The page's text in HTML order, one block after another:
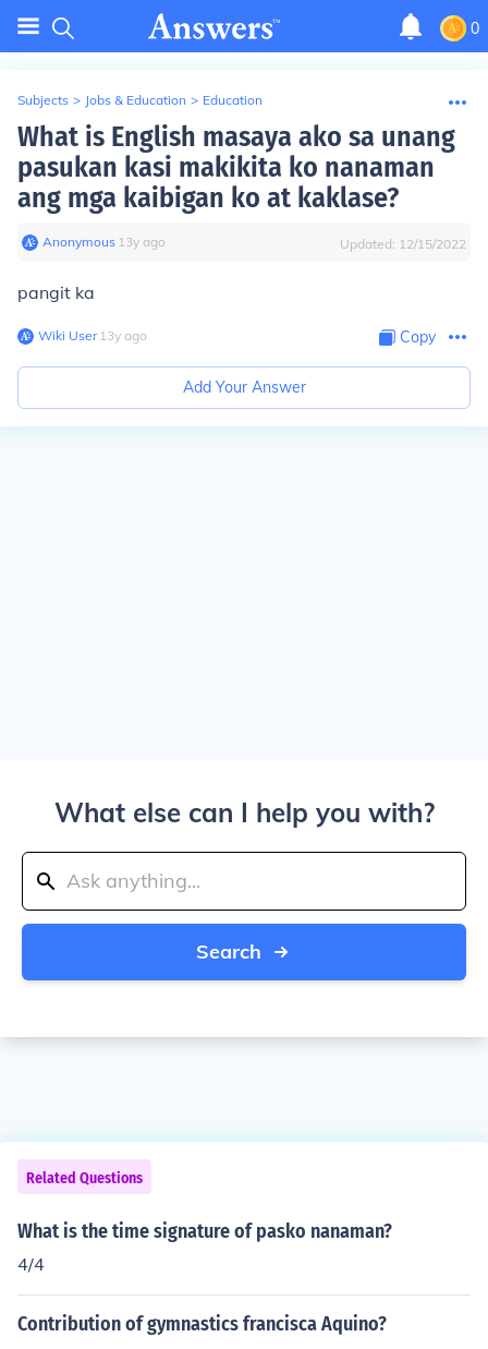
0
Subjects > Jobs & Education > Education
What is English masaya ako sa unang
pasukan kasi makikita ko nanaman
ang mga kaibigan ko at kaklase?
Anonymous∙ 13y ago Updated: 12/15/2022
pangit ka
Wiki User∙13y ago Copy
Add Your Answer
What else can I help you with?
Search
Related Questions
What is the time signature of pasko nanaman?
4/4
Contribution of gymnastics francisca Aquino?